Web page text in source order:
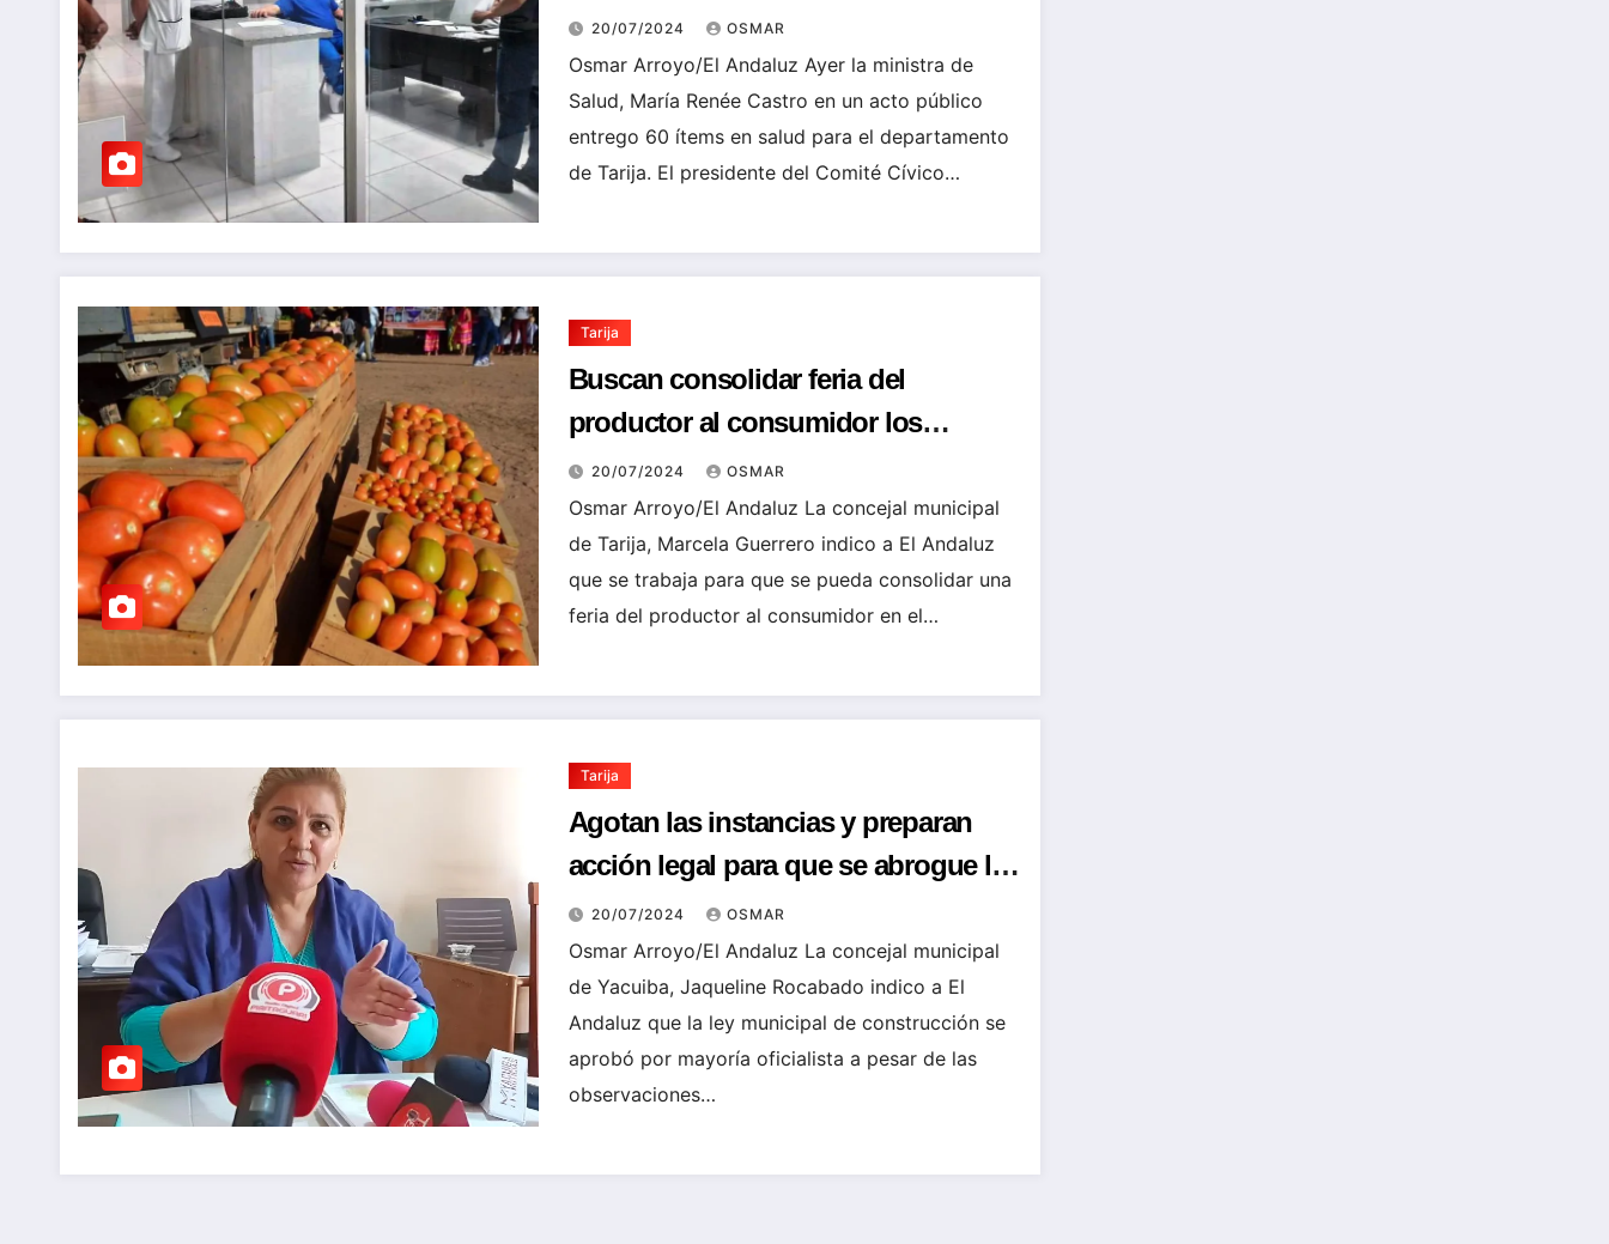
Rubén Zelaya
20/07/2024 OSMAR
Osmar Arroyo/El Andaluz Ayer la ministra de
Salud, María Renée Castro en un acto público
entrego 60 ítems en salud para el departamento
de Tarija. El presidente del Comité Cívico…
Tarija
Buscan consolidar feria del
productor al consumidor los
domingos en el mercado Abasto del
Sur
20/07/2024 OSMAR
Osmar Arroyo/El Andaluz La concejal municipal
de Tarija, Marcela Guerrero indico a El Andaluz
que se trabaja para que se pueda consolidar una
feria del productor al consumidor en el…
Tarija
Agotan las instancias y preparan
acción legal para que se abrogue ley
municipal de construcción en
Yacuiba
20/07/2024 OSMAR
Osmar Arroyo/El Andaluz La concejal municipal
de Yacuiba, Jaqueline Rocabado indico a El
Andaluz que la ley municipal de construcción se
aprobó por mayoría oficialista a pesar de las
observaciones…